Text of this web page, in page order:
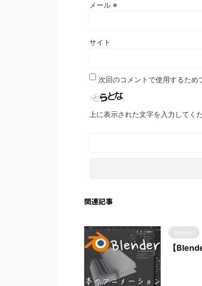
メール ※
サイト
次回のコメントで使用するため
上に表示された文字を入力してく
関連記事
Blender
【